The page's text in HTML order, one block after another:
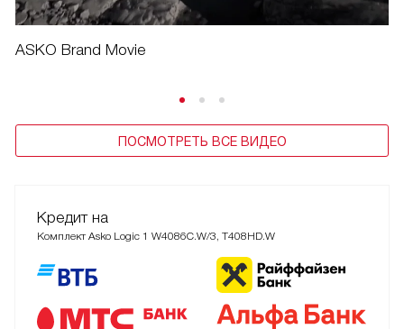
ASKO Brand Movie
ПОСМОТРЕТЬ ВСЕ ВИДЕО
Кредит на
Комплект Asko Logic 1 W4086C.W/3, T408HD.W